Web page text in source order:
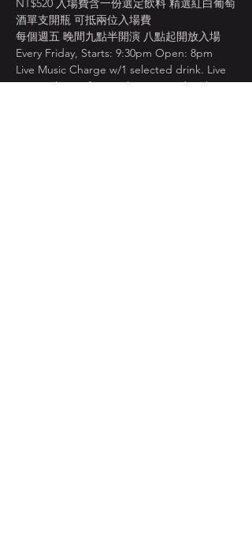
NT$520 入場費含一份選定飲料 精選紅白葡萄
酒單支開瓶 可抵兩位入場費
每個週五 晚間九點半開演 八點起開放入場
Every Friday, Starts: 9:30pm Open: 8pm
Live Music Charge w/1 selected drink. Live
Music Charge for 2 ppl cover one bottle